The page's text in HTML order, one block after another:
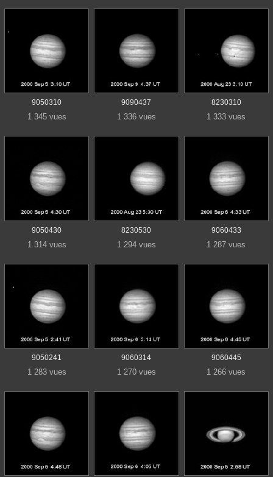
9050310
1 345 vues
9090437
1 336 vues
8230310
1 333 vues
9050430
1 314 vues
8230530
1 294 vues
9060433
1 287 vues
9050241
1 283 vues
9060314
1 270 vues
9060445
1 266 vues